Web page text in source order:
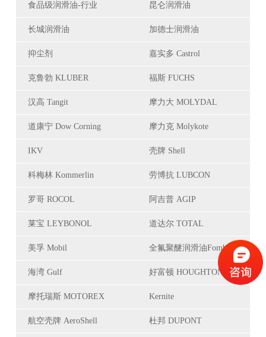
食品级润滑油-行业 昆仑润滑油
长城润滑油 加德士润滑油
抑尘剂 嘉实多 Castrol
克鲁勃 KLUBER 福斯 FUCHS
汉高 Tangit 摩力大 MOLYDAL
道康宁 Dow Corning 摩力克 Molykote
IKV 壳牌 Shell
科梅林 Kommerlin 劳博抗 LUBCON
罗哥 ROCOL 阿吉普 AGIP
莱宝 LEYBONOL 道达尔 TOTAL
美孚 Mobil 全氟聚醚润滑油Fomblin
海湾 Gulf 好富顿 HOUGHTON
摩托瑞斯 MOTOREX Kernite
航空壳牌 AeroShell 杜邦 DUPONT